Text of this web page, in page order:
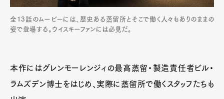
全13話のムービーには、歴史ある蒸留所とそこで働く人々もありのままの
姿で登場する。ウイスキーファンには必見だ。
本作にはグレンモーレンジィの最高蒸留・製造責任者ビル・
ラムズデン博士をはじめ、実際に蒸留所で働くスタッフたちも